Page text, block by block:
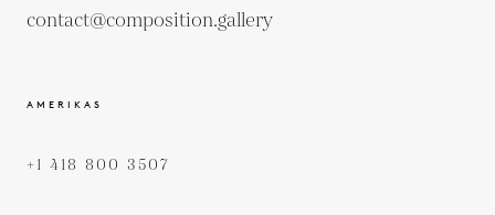
contact@composition.gallery
AMERIKAS
+1 418 800 3507